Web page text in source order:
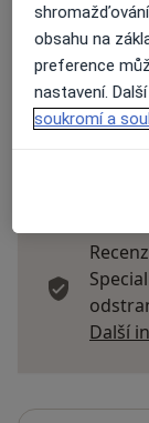
Názory
Další
obsahu na
preference
nastavení.
soukromí a